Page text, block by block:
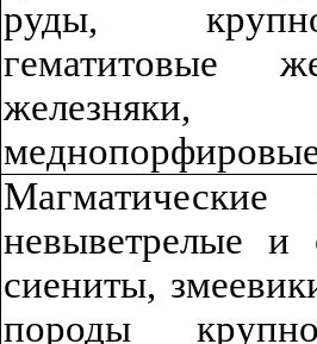
руды,
гематитовые
железняки,
меднопорфировы
Магматические
невыветрелые и
сиениты,
породы